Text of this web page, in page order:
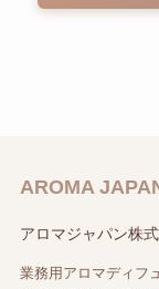
AROMA
アロマジャパン株
業務用アロマディフ